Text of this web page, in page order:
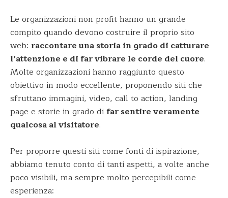
Le organizzazioni non profit hanno un grande
compito quando devono costruire il proprio sito
web: raccontare una storia in grado di catturare
l’attenzione e di far vibrare le corde del cuore.
Molte organizzazioni hanno raggiunto questo
obiettivo in modo eccellente, proponendo siti che
sfruttano immagini, video, call to action, landing
page e storie in grado difar sentire veramente
qualcosa al visitatore.
Per proporre questi siti come fonti di ispirazione,
abbiamo tenuto conto di tanti aspetti, a volte anche
poco visibili, ma sempre molto percepibili come
esperienza: